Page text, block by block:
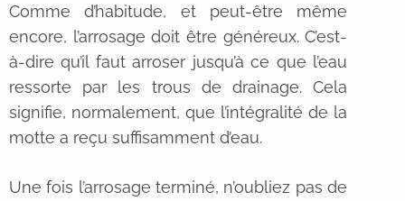
Comme d’habitude, et peut-être même
encore, l’arrosage doit être généreux. C’est-
à-dire qu’il faut arroser jusqu’à ce que l’eau
ressorte par les trous de drainage. Cela
signifie, normalement, que l’intégralité de la
motte a reçu suffisamment d’eau.
Une fois l’arrosage terminé, n’oubliez pas de